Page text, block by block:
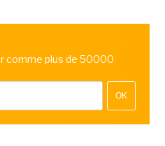
comme plus de 50000
OK